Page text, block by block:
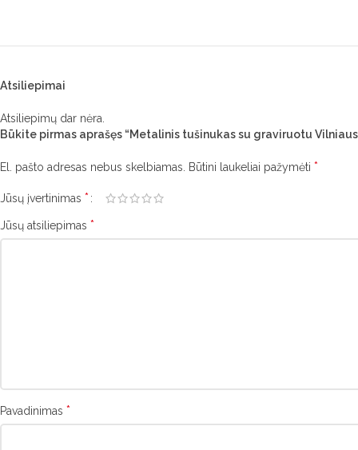
Atsiliepimai
Atsiliepimų dar nėra.
Būkite pirmas aprašęs “Metalinis tušinukas su graviruotu
El. pašto adresas nebus skelbiamas. Būtini laukeliai pažymėti *
Jūsų įvertinimas *
Jūsų atsiliepimas *
Pavadinimas *